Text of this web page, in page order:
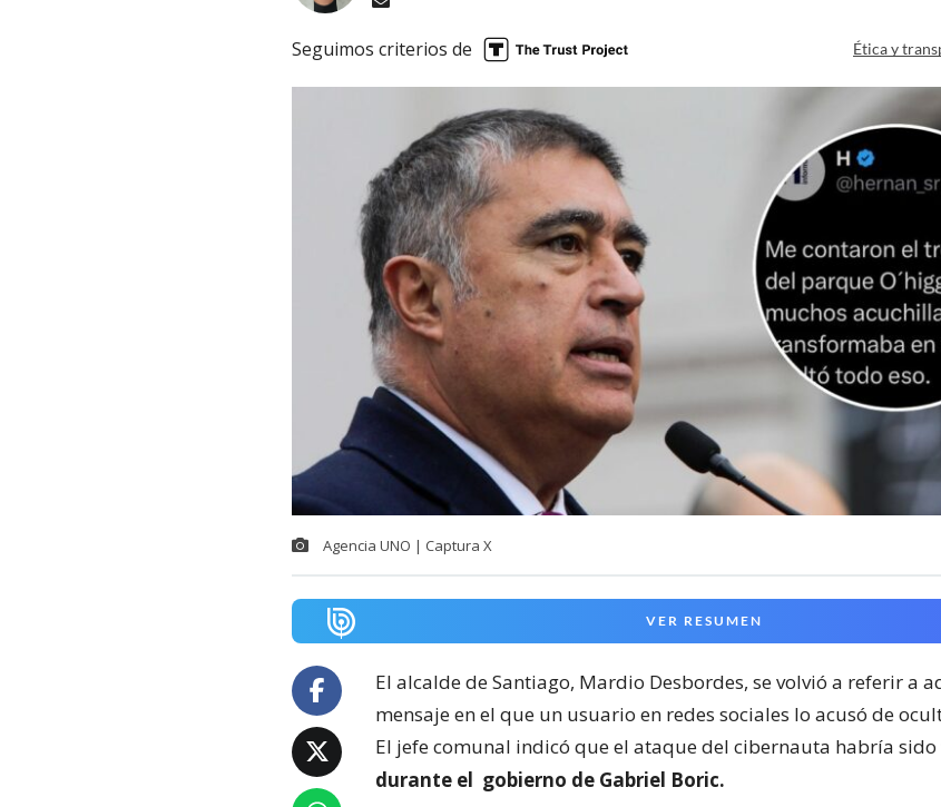
Seguimos criterios de Ética y
Agencia UNO | Captura X
VER RESUMEN
El alcalde de Santiago, Mardio Desbordes, se volvió a referir a
mensaje en el que un usuario en redes sociales lo acusó de
El jefe comunal indicó que el ataque del cibernauta habría sido
durante el gobierno de Gabriel Boric.